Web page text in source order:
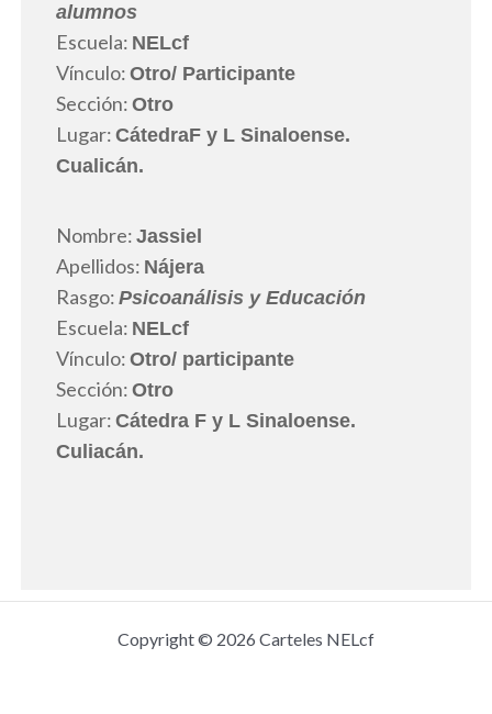
alumnos
Escuela: NELcf
Vínculo: Otro/ Participante
Sección: Otro
Lugar: CátedraF y L Sinaloense.
Cualicán.
Nombre: Jassiel
Apellidos: Nájera
Rasgo: Psicoanálisis y Educación
Escuela: NELcf
Vínculo: Otro/ participante
Sección: Otro
Lugar: Cátedra F y L Sinaloense.
Culiacán.
Copyright © 2026 Carteles NELcf